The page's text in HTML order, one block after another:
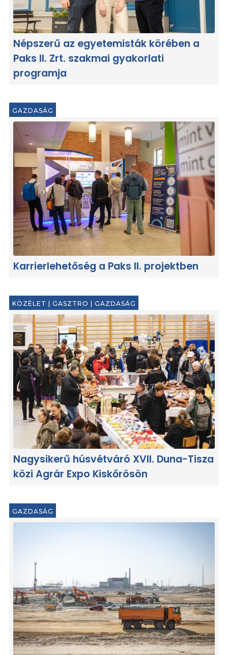
Népszerű az egyetemisták körében a
Paks II. Zrt. szakmai gyakorlati
programja
GAZDASÁG
Karrierlehetőség a Paks II. projektben
KÖZÉLET | GASZTRO | GAZDASÁG
Nagysikerű húsvétváró XVII. Duna-Tisza
közi Agrár Expo Kiskőrösön
GAZDASÁG